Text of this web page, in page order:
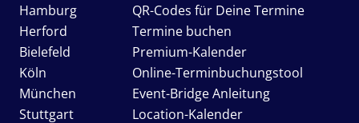
Hamburg
Herford
Bielefeld
Köln
München
Stuttgart
QR-Codes für Deine Termine
Termine buchen
Premium-Kalender
Online-Terminbuchungstool
Event-Bridge Anleitung
Location-Kalender